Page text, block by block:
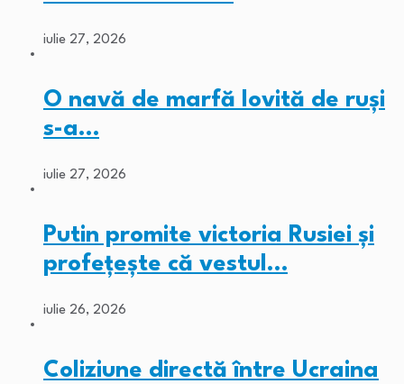
iulie 27, 2026
O navă de marfă lovită de ruși
s-a…
iulie 27, 2026
Putin promite victoria Rusiei și
profețește că vestul…
iulie 26, 2026
Coliziune directă între Ucraina